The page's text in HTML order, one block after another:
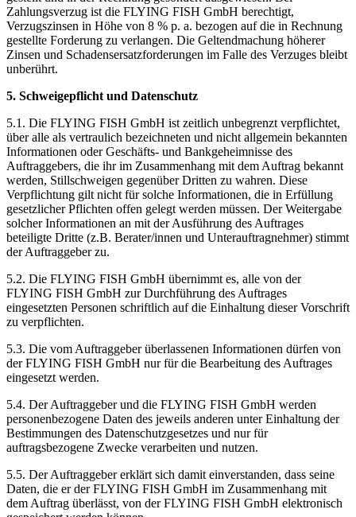
Zahlungsverzug ist die FLYING FISH GmbH berechtigt,
Verzugszinsen in Höhe von 8 % p. a. bezogen auf die in Rechnung
gestellte Forderung zu verlangen. Die Geltendmachung höherer
Zinsen und Schadensersatzforderungen im Falle des Verzuges bleibt
unberührt.
5. Schweigepflicht und Datenschutz
5.1. Die FLYING FISH GmbH ist zeitlich unbegrenzt verpflichtet,
über alle als vertraulich bezeichneten und nicht allgemein bekannten
Informationen oder Geschäfts- und Bankgeheimnisse des
Auftraggebers, die ihr im Zusammenhang mit dem Auftrag bekannt
werden, Stillschweigen gegenüber Dritten zu wahren. Diese
Verpflichtung gilt nicht für solche Informationen, die in Erfüllung
gesetzlicher Pflichten offen gelegt werden müssen. Der Weitergabe
solcher Informationen an mit der Ausführung des Auftrages
beteiligte Dritte (z.B. Berater/innen und Unterauftragnehmer) stimmt
der Auftraggeber zu.
5.2. Die FLYING FISH GmbH übernimmt es, alle von der
FLYING FISH GmbH zur Durchführung des Auftrages
eingesetzten Personen schriftlich auf die Einhaltung dieser Vorschrift
zu verpflichten.
5.3. Die vom Auftraggeber überlassenen Informationen dürfen von
der FLYING FISH GmbH nur für die Bearbeitung des Auftrages
eingesetzt werden.
5.4. Der Auftraggeber und die FLYING FISH GmbH werden
personenbezogene Daten des jeweils anderen unter Einhaltung der
Bestimmungen des Datenschutzgesetzes und nur für
auftragsbezogene Zwecke verarbeiten und nutzen.
5.5. Der Auftraggeber erklärt sich damit einverstanden, dass seine
Daten, die er der FLYING FISH GmbH im Zusammenhang mit
dem Auftrag überlässt, von der FLYING FISH GmbH elektronisch